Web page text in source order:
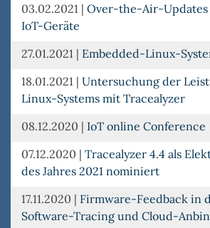
03.02.2021 | Over-the-Air-Updates
IoT-Geräte
27.01.2021 | Embedded-Linux-
18.01.2021 | Untersuchung der
Linux-Systems mit Tracealyzer
08.12.2020 | IoT online Conference
07.12.2020 | Tracealyzer 4.4 als
des Jahres 2021 nominiert
17.11.2020 | Firmware-Feedback in
Software-Tracing und Cloud-